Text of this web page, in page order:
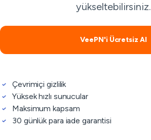
yükseltebilirsiniz.
VeePN'i Ücretsiz Al
Çevrimiçi gizlilik
Yüksek hızlı sunucular
Maksimum kapsam
30 günlük para iade garantisi